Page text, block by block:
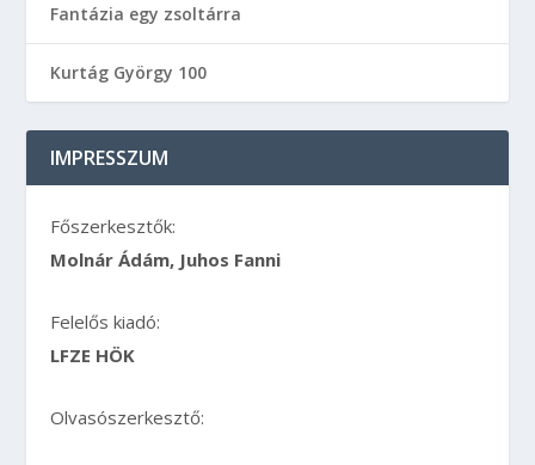
Fantázia egy zsoltárra
Kurtág György 100
IMPRESSZUM
Főszerkesztők:
Molnár Ádám, Juhos Fanni
Felelős kiadó:
LFZE HÖK
Olvasószerkesztő: